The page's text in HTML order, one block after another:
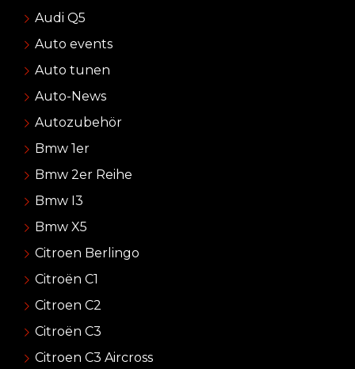
Audi Q5
Auto events
Auto tunen
Auto-News
Autozubehör
Bmw 1er
Bmw 2er Reihe
Bmw I3
Bmw X5
Citroen Berlingo
Citroën C1
Citroen C2
Citroën C3
Citroen C3 Aircross